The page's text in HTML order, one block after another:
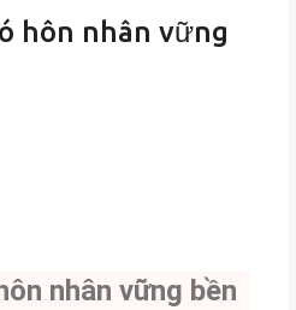
hôn nhân vững
nhân vững bền